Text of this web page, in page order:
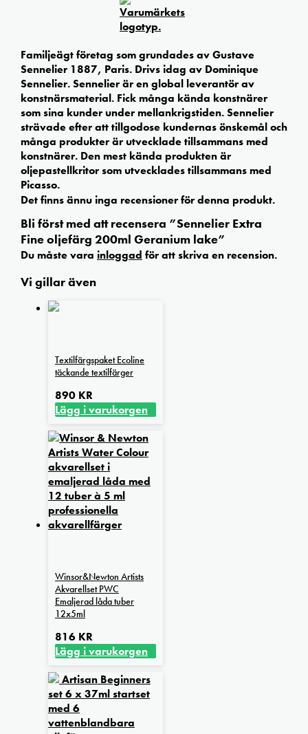
Familjeägt företag som grundades av Gustave
Sennelier 1887, Paris. Drivs idag av Dominique
Sennelier. Sennelier är en global leverantör av
konstnärsmaterial. Fick många kända konstnärer
som sina kunder under mellankrigstiden. Sennelier
strävade efter att tillgodose kundernas önskemål och
många produkter är utvecklade tillsammans med
konstnärer. Den mest kända produkten är
oljepastellkritor som utvecklades tillsammans med
Picasso.
Det finns ännu inga recensioner för denna produkt.
Bli först med att recensera ”Sennelier Extra
Fine oljefärg 200ml Geranium lake”
Du måste vara inloggad för att skriva en recension.
Vi gillar även
Textilfärgspaket Ecoline
täckande textilfärger
890 KR
Lägg i varukorgen
Winsor&Newton Artists
Akvarellset PWC
Emaljerad låda tuber
12x5ml
816 KR
Lägg i varukorgen